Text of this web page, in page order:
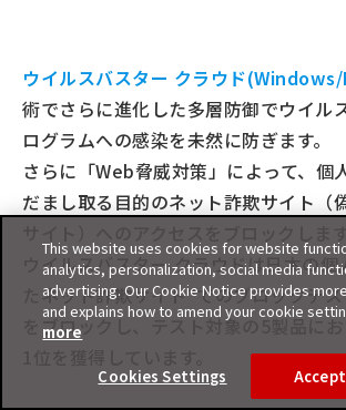
ウイルスバスター クラウド
術でさらに進化した多層防御でウイル
ログラムへの感染を未然に防ぎます。
さらに「Web脅威対策」によって、個
だまし取る目的のネット詐欺サイト（
ウイルスバスター クラウドは⽇本の個
たネット詐欺サイト*でのブロックテス
をブロックし、テスト対象の5製品にお
This website uses cookies for website
analytics, personalization, social media
advertising. Our Cookie Notice provides
and explains how to amend your cookie
more
Cookies Settings Accept